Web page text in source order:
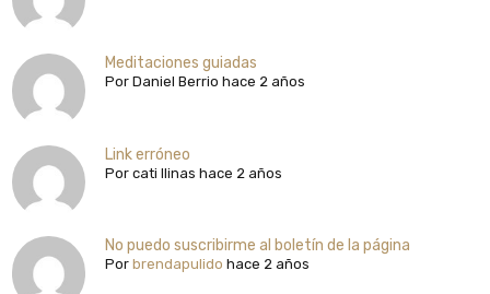
Meditaciones guiadas
PorDaniel Berrio hace 2 años
Link erróneo
Porcati llinas hace 2 años
No puedo suscribirme al boletín de la página
Porbrendapulido hace 2 años